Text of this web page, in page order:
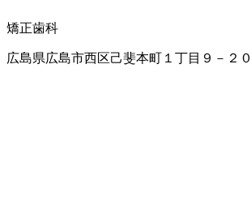
矯正歯科
広島県広島市西区己斐本町１丁目９－２０